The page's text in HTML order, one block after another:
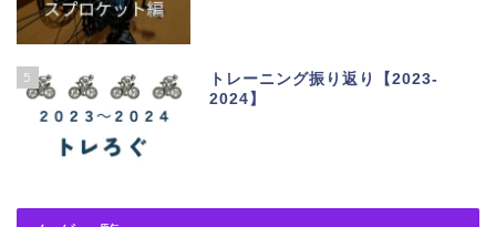
5
トレーニング振り返り【2023-
2024】